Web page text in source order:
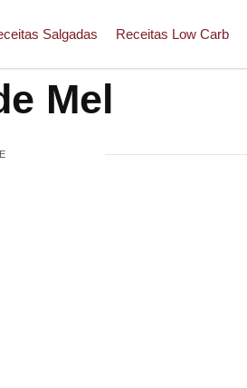
Salgadas Receitas Low Carb
Mel